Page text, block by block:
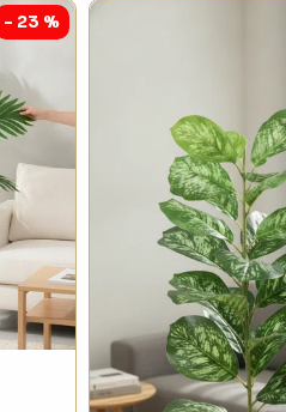
- 23 %